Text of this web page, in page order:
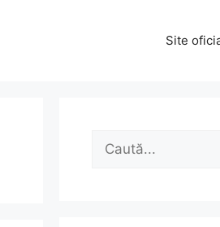
Site
Caută